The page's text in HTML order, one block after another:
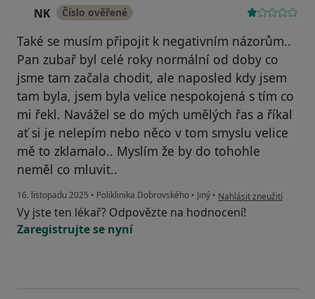
NK Číslo ověřené
Také se musím připojit k negativním názorům..
Pan zubař byl celé roky normální od doby co
jsme tam začala chodit, ale naposled kdy jsem
tam byla, jsem byla velice nespokojená s tím co
mi řekl. Navážel se do mých umělých řas a říkal
ať si je nelepím nebo něco v tom smyslu velice
mě to zklamalo.. Myslím že by do tohohle
neměl co mluvit..
16. listopadu 2025 • Poliklinika Dobrovského • Jiný • podle názoru uživatele
Nahlásit zneužití
Vy jste ten lékař? Odpovězte na hodnocení!
Zaregistrujte se nyní